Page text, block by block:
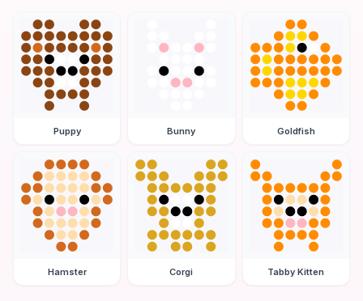
Puppy Bunny Goldfish
Hamster Corgi Tabby Kitten